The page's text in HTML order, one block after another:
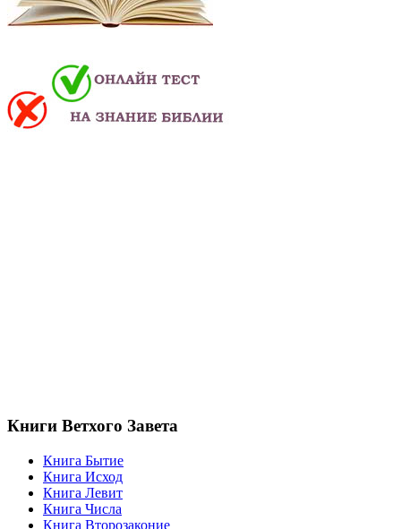
Книги Ветхого Завета
Книга Бытие
Книга Исход
Книга Левит
Книга Числа
Книга Второзаконие